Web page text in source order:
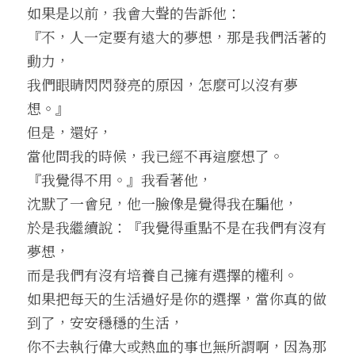
如果是以前，我會大聲的告訴他：
『不，人一定要有遠大的夢想，那是我們活著的
動力，
我們眼睛閃閃發亮的原因，怎麼可以沒有夢
想。』
但是，還好，
當他問我的時候，我已經不再這麼想了。
『我覺得不用。』我看著他，
沈默了一會兒，他一臉像是覺得我在騙他，
於是我繼續說：『我覺得重點不是在我們有沒有
夢想，
而是我們有沒有培養自己擁有選擇的權利。
如果把每天的生活過好是你的選擇，當你真的做
到了，安安穩穩的生活，
你不去執行偉大或熱血的事也無所謂啊，因為那